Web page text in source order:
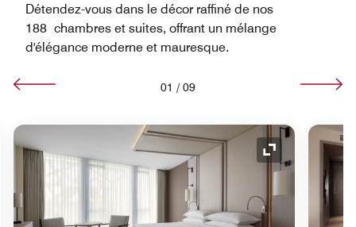
Détendez-vous dans le décor raffiné de nos
188 chambres et suites, offrant un mélange
d'élégance moderne et mauresque.
01 / 09
de développement Icône de